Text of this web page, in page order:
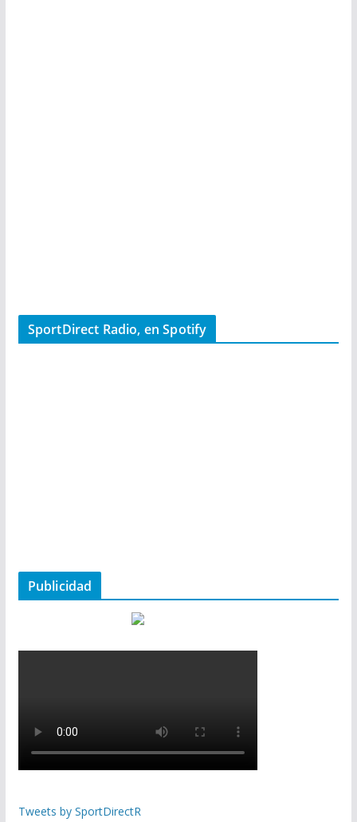
SportDirect Radio, en Spotify
Publicidad
Tweets by SportDirectR